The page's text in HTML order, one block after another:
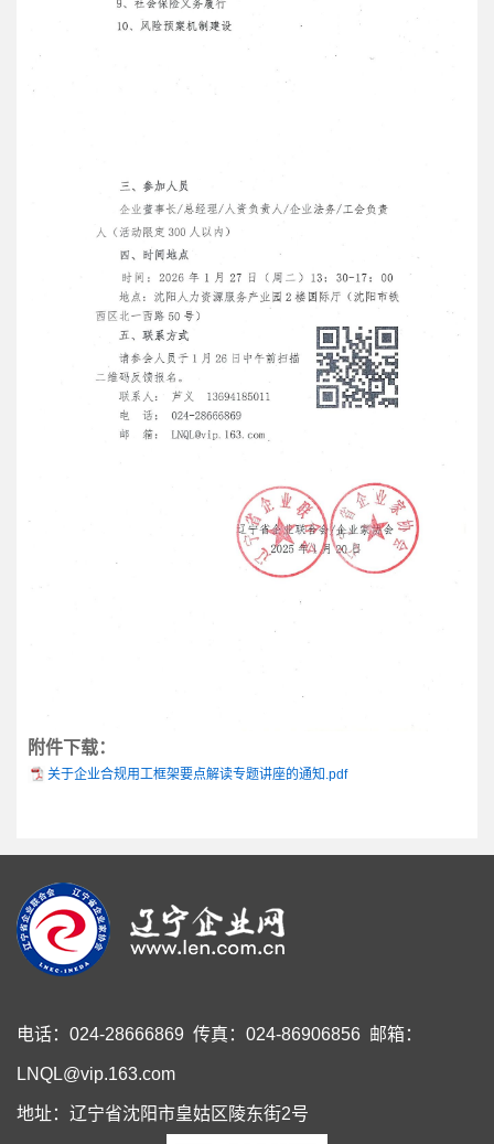
附件下载：
关于企业合规用工框架要点解读专题讲座的通知.pdf
电话：024-28666869 传真：024-86906856 邮箱：
LNQL@vip.163.com
地址：辽宁省沈阳市皇姑区陵东街2号